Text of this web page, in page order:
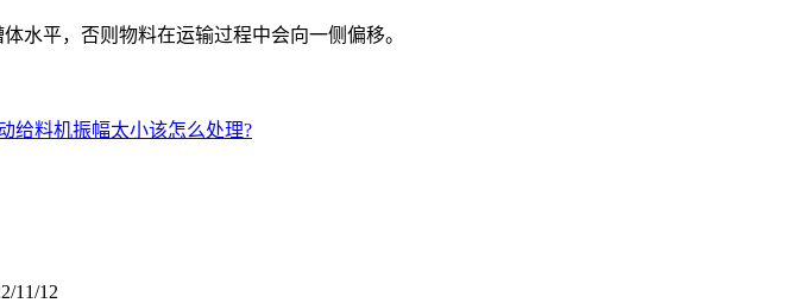
平，否则物料在运输过程中会向一侧偏移。
给料机振幅太小该怎么处理?
11/12